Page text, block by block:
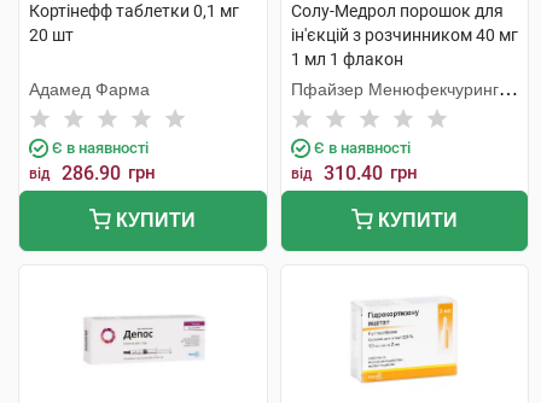
Кортінефф таблетки 0,1 мг
20 шт
Адамед Фарма
Є в наявності
від 286.90 грн
КУПИТИ
Солу-Медрол порошок для
ін'єкцій з розчинником 40 мг
1 мл 1 флакон
Пфайзер Менюфекчуринг
Бельгія
Є в наявності
від 310.40 грн
КУПИТИ